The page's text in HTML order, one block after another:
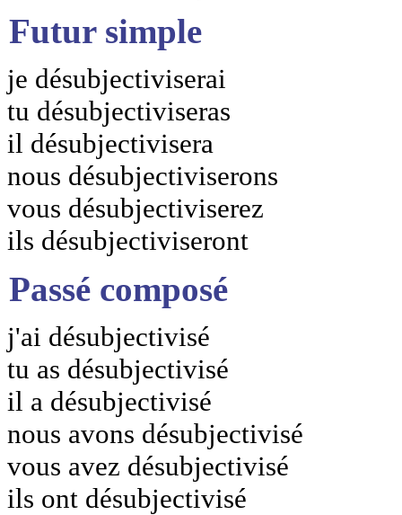
Futur simple
je désubjectiviserai
tu désubjectiviseras
il désubjectivisera
nous désubjectiviserons
vous désubjectiviserez
ils désubjectiviseront
Passé composé
j'ai désubjectivisé
tu as désubjectivisé
il a désubjectivisé
nous avons désubjectivisé
vous avez désubjectivisé
ils ont désubjectivisé